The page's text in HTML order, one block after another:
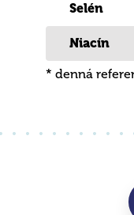
Selén
Niacín
* denná